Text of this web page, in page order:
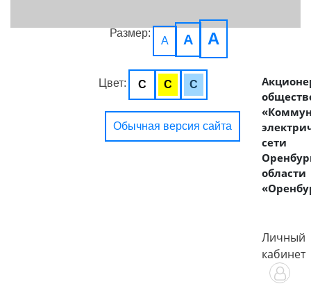
Размер:
A A A
Цвет: C C C
Обычная версия сайта
сети
области
Личный
кабинет